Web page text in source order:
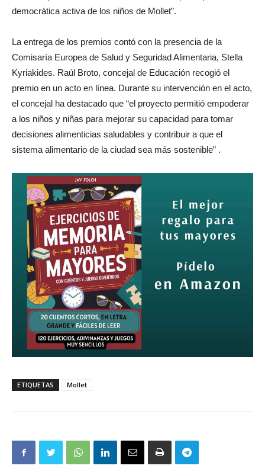
democrática activa de los niños de Mollet”.
La entrega de los premios contó con la presencia de la
Comisaría Europea de Salud y Seguridad Alimentaria, Stella
Kyriakides. Raúl Broto, concejal de Educación recogió el
premio en un acto en línea. Durante su intervención en el acto,
el concejal ha destacado que “el proyecto permitió empoderar
a los niños y niñas para mejorar su capacidad para tomar
decisiones alimenticias saludables y contribuir a que el
sistema alimentario de la ciudad sea más sostenible” .
ETIQUETAS Mollet